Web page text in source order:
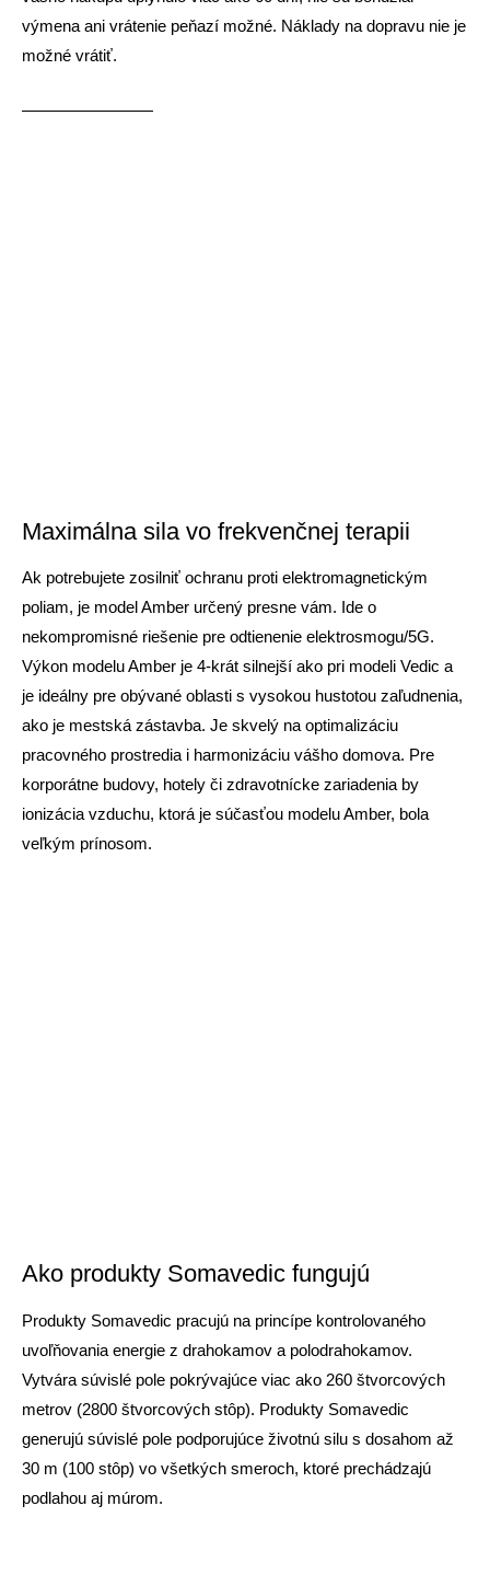
výmena ani vrátenie peňazí možné. Náklady na dopravu nie je
možné vrátiť.
————————
Maximálna sila vo frekvenčnej terapii
Ak potrebujete zosilniť ochranu proti elektromagnetickým
poliam, je model Amber určený presne vám. Ide o
nekompromisné riešenie pre odtienenie elektrosmogu/5G.
Výkon modelu Amber je 4-krát silnejší ako pri modeli Vedic a
je ideálny pre obývané oblasti s vysokou hustotou zaľudnenia,
ako je mestská zástavba. Je skvelý na optimalizáciu
pracovného prostredia i harmonizáciu vášho domova. Pre
korporátne budovy, hotely či zdravotnícke zariadenia by
ionizácia vzduchu, ktorá je súčasťou modelu Amber, bola
veľkým prínosom.
Ako produkty Somavedic fungujú
Produkty Somavedic pracujú na princípe kontrolovaného
uvoľňovania energie z drahokamov a polodrahokamov.
Vytvára súvislé pole pokrývajúce viac ako 260 štvorcových
metrov (2800 štvorcových stôp). Produkty Somavedic
generujú súvislé pole podporujúce životnú silu s dosahom až
30 m (100 stôp) vo všetkých smeroch, ktoré prechádzajú
podlahou aj múrom.